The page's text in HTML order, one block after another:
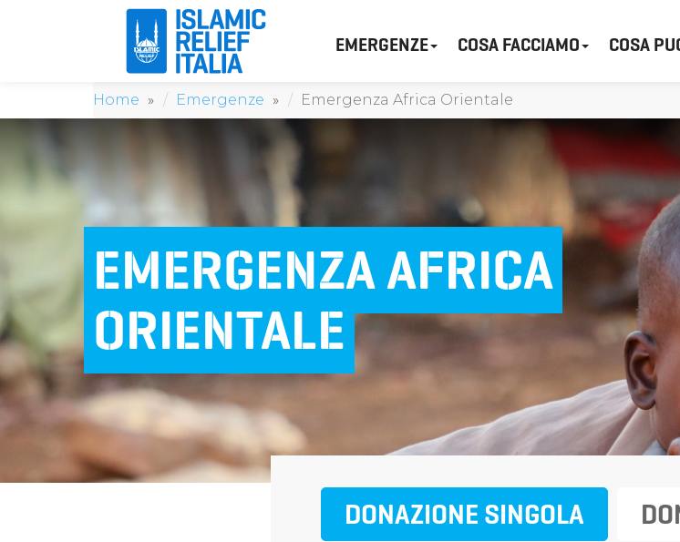
EMERGENZE COSA FACCIAMO COSA
Home Emergenze Emergenza Africa Orientale
EMERGENZA AFRICA
ORIENTALE
DONAZIONE SINGOLA